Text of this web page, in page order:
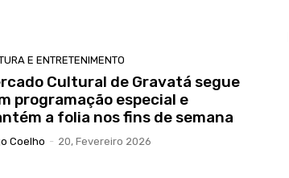
E ENTRETENIMENTO
Cultural de Gravatá segue
programação especial e
a folia nos fins de semana
Coelho - 20, Fevereiro 2026